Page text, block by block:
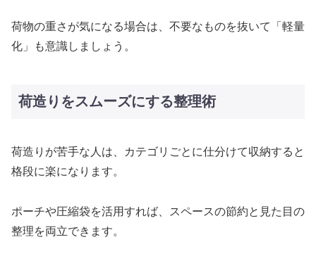
荷物の重さが気になる場合は、不要なものを抜いて「軽量
化」も意識しましょう。
荷造りをスムーズにする整理術
荷造りが苦手な人は、カテゴリごとに仕分けて収納すると
格段に楽になります。
ポーチや圧縮袋を活用すれば、スペースの節約と見た目の
整理を両立できます。